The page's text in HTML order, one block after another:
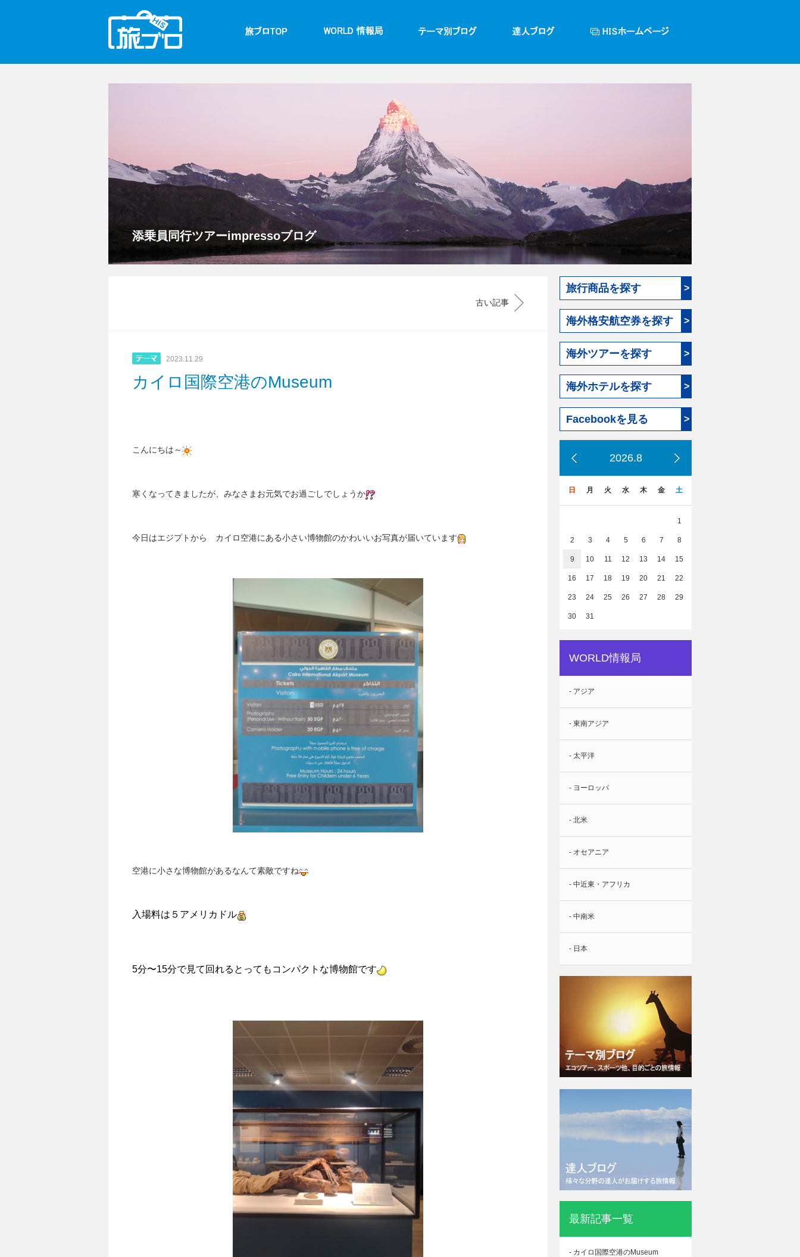
添乗員同行ツアーimpressoブログ
古い記事
2023.11.29
カイロ国際空港のMuseum
こんにちは～
寒くなってきましたが、みなさまお元気でお過ごしでしょうか
今日はエジプトから カイロ空港にある小さい博物館のかわいいお写真が届いています
空港に小さな博物館があるなんて素敵ですね
入場料は５アメリカドル
5分〜15分で見て回れるとってもコンパクトな博物館です
旅行商品を探す >
海外格安航空券を探す >
海外ツアーを探す >
海外ホテルを探す >
Facebookを見る >
2026.8
日 月 火 水 木 金 土
1
2 3 4 5 6 7 8
9 10 11 12 13 14 15
16 17 18 19 20 21 22
23 24 25 26 27 28 29
30 31
WORLD情報局
- アジア
- 東南アジア
- 太平洋
- ヨーロッパ
- 北米
- オセアニア
- 中近東・アフリカ
- 中南米
- 日本
最新記事一覧
- カイロ国際空港のMuseum